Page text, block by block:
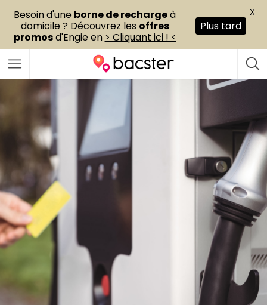
Besoin d'une borne de rechargeà
domicile ? Découvrez les offres
promosd'Engie en > Cliquant ici ! <
Plus tard
X